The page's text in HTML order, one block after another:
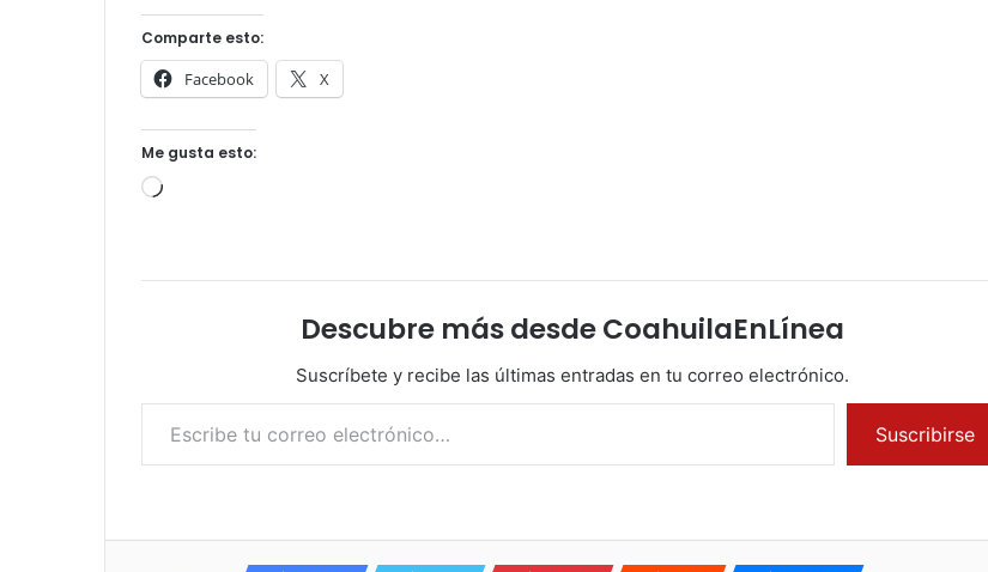
Comparte esto:
Facebook X
Me gusta esto:
Cargando...
Descubre más desde CoahuilaEnLínea
Suscríbete y recibe las últimas entradas en tu correo electrónico.
Escribe tu correo electrónico…
Suscribirse